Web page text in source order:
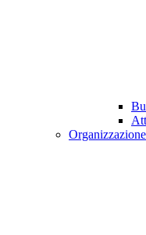
Organizzazione